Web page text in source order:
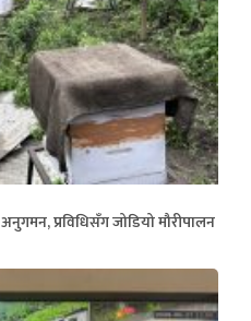
प्रविधिसँग जोडियो मौरीपालन